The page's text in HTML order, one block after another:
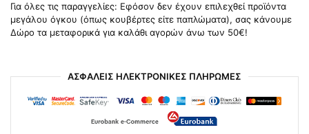
Για όλες τις παραγγελίες: Εφόσον δεν έχουν επιλεχθεί προϊόντα
μεγάλου όγκου (όπως κουβέρτες είτε παπλώματα), σας κάνουμε
Δώρο τα μεταφορικά για καλάθι αγορών άνω των 50€!
ΑΣΦΑΛΕΙΣ ΗΛΕΚΤΡΟΝΙΚΕΣ ΠΛΗΡΩΜΕΣ